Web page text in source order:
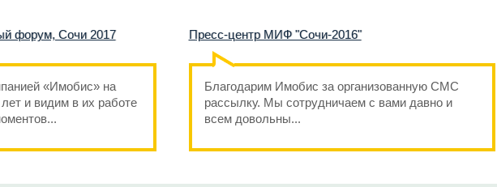
форум, Сочи 2017
«Имобис» на
и видим в их работе
Пресс-центр МИФ "Сочи-2016"
Благодарим Имобис за организованную СМС
рассылку. Мы сотрудничаем с вами давно и
всем довольны...